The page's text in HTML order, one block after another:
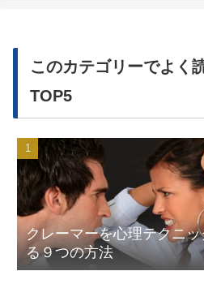
このカテゴリーでよく
TOP5
クレーマーを心理テクニ
る９つの方法